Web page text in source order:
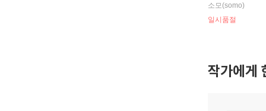
소모(somo)
일시품절
작가에게